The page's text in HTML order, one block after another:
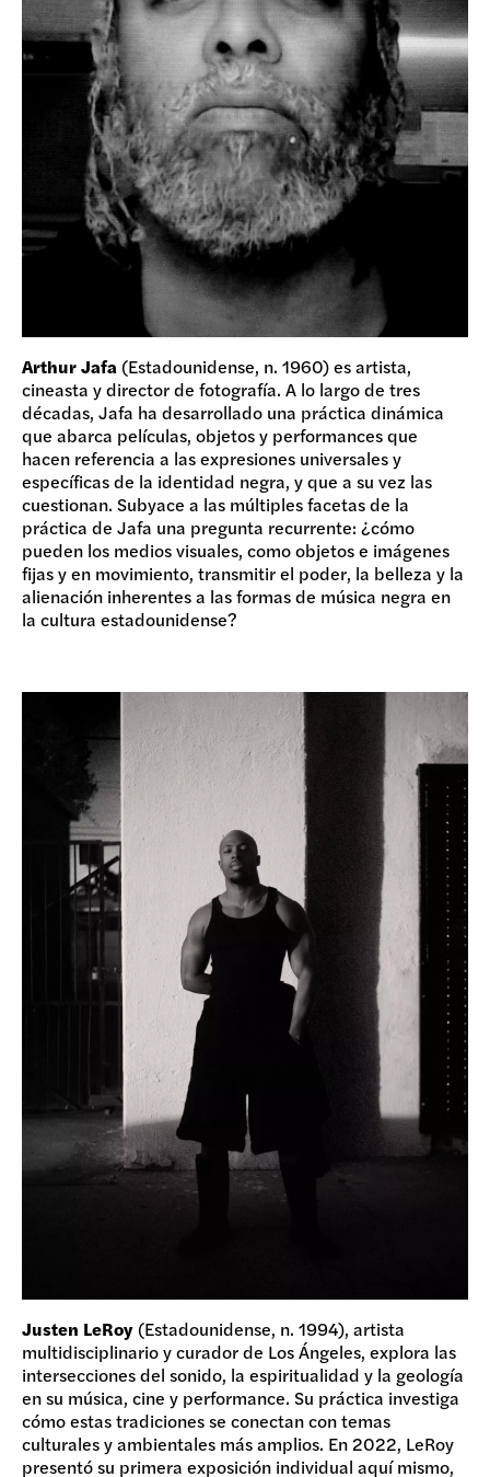
Arthur Jafa (Estadounidense, n. 1960) es artista,
cineasta y director de fotografía. A lo largo de tres
décadas, Jafa ha desarrollado una práctica dinámica
que abarca películas, objetos y performances que
hacen referencia a las expresiones universales y
específicas de la identidad negra, y que a su vez las
cuestionan. Subyace a las múltiples facetas de la
práctica de Jafa una pregunta recurrente: ¿cómo
pueden los medios visuales, como objetos e imágenes
fijas y en movimiento, transmitir el poder, la belleza y la
alienación inherentes a las formas de música negra en
la cultura estadounidense?
Justen LeRoy(Estadounidense, n. 1994), artista
multidisciplinario y curador de Los Ángeles, explora las
intersecciones del sonido, la espiritualidad y la geología
en su música, cine y performance. Su práctica investiga
cómo estas tradiciones se conectan con temas
culturales y ambientales más amplios. En 2022, LeRoy
presentó su primera exposición individual aquí mismo,